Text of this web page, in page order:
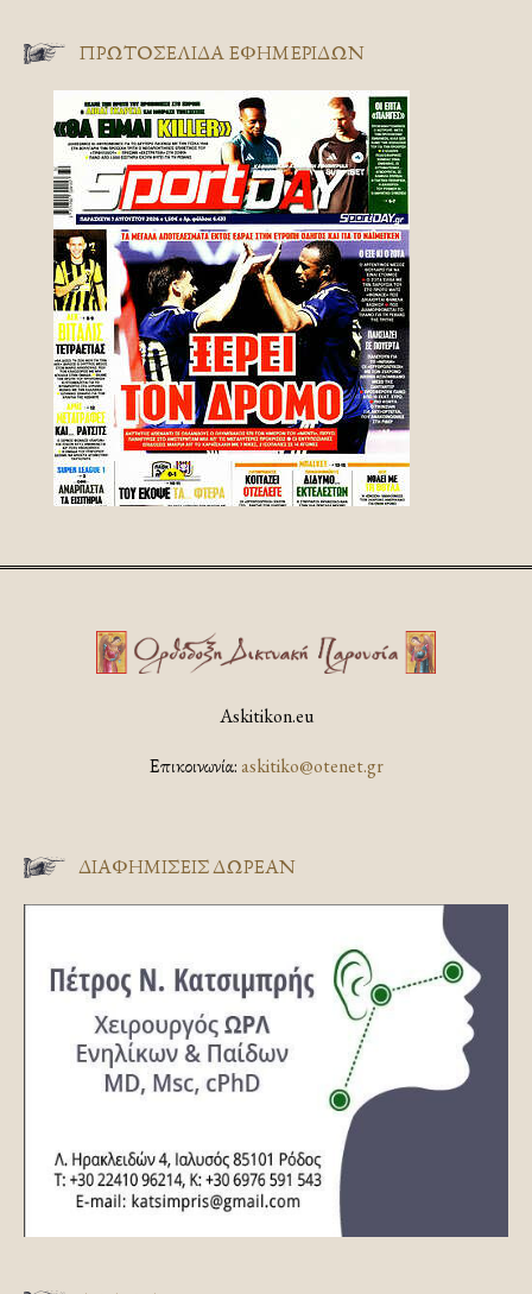
ΠΡΩΤΟΣΈΛΙΔΑ ΕΦΗΜΕΡΊΔΩΝ
Askitikon.eu
Επικοινωνία:askitiko@otenet.gr
ΔΙΑΦΗΜΊΣΕΙΣ ΔΩΡΕΆΝ